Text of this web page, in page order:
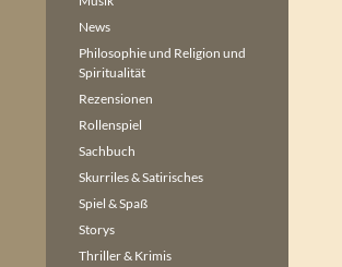
News
Philosophie und Religion und
Spiritualität
Rezensionen
Rollenspiel
Sachbuch
Skurriles & Satirisches
Spiel & Spaß
Storys
Thriller & Krimis